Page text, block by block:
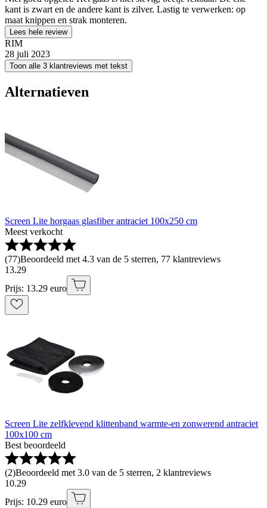
kant is zwart en de andere kant is zilver. Lastig te verwerken: op
maat knippen en strak monteren.
Lees hele review
RIM
28 juli 2023
Toon alle 3 klantreviews met tekst
Alternatieven
Screen Lite horgaas glasfiber antraciet 100x250 cm
Meest verkocht
(77)Beoordeeld met 4.3 van de 5 sterren, 77 klantreviews
13.29
Prijs: 13.29 euro
Screen Lite zelfklevend klittenband warmte-en zonwerend antraciet
100x100 cm
Best beoordeeld
(2)Beoordeeld met 3.0 van de 5 sterren, 2 klantreviews
10.29
Prijs: 10.29 euro